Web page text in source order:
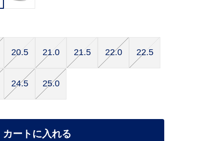
20.5 21.0 21.5 22.0 22.5
24.5 25.0
カートに入れる